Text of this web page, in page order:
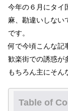
今年の６月にタイ
麻、勘違いしない
です。
何で今頃こんな記
歓楽街での誘惑
もちろん主にそ
Table of